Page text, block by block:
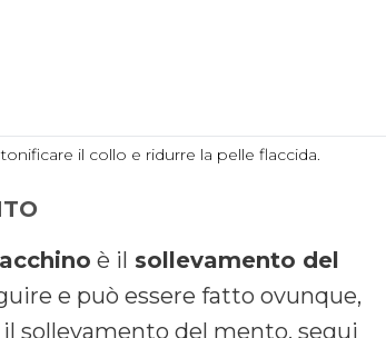
il collo e ridurre la pelle flaccida.
è il sollevamento del
e può essere fatto ovunque,
sollevamento del mento, segui